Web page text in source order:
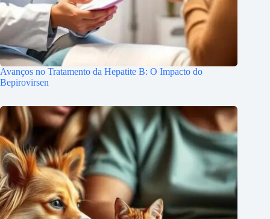
Avanços no Tratamento da Hepatite B: O Impacto do
Bepirovirsen